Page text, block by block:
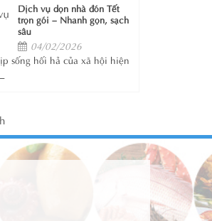
Dịch vụ dọn nhà đón Tết
trọn gói – Nhanh gọn, sạch
sâu
04/02/2026
sống hối hả của xã hội hiện